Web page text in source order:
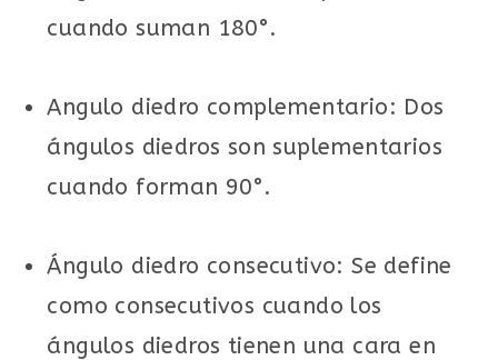
cuando suman 180°.
Angulo diedro complementario: Dos
ángulos diedros son suplementarios
cuando forman 90°.
Ángulo diedro consecutivo: Se define
como consecutivos cuando los
ángulos diedros tienen una cara en